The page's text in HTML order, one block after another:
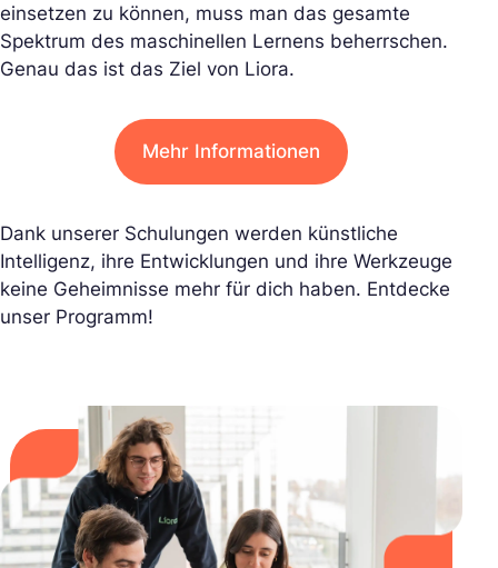
einsetzen zu können, muss man das gesamte
Spektrum des maschinellen Lernens beherrschen.
Genau das ist das Ziel von Liora.
Mehr Informationen
Dank unserer Schulungen werden künstliche
Intelligenz, ihre Entwicklungen und ihre Werkzeuge
keine Geheimnisse mehr für dich haben. Entdecke
unser Programm!